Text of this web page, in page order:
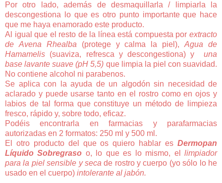
Por otro lado, además de desmaquillarla / limpiarla la
descongestiona lo que es otro punto importante que hace
que me haya enamorado este producto.
Al igual que el resto de la línea está compuesta por extracto
de Avena Rhealba (protege y calma la piel),Agua de
Hamamelis (suaviza, refresca y descongestiona) y una
base lavante suave (pH 5,5) que limpia la piel con suavidad.
No contiene alcohol ni parabenos.
Se aplica con la ayuda de un algodón sin necesidad de
aclarado y puede usarse tanto en el rostro como en ojos y
labios de tal forma que constituye un método de limpieza
fresco, rápido y, sobre todo, eficaz.
Podéis encontrarla en farmacias y parafarmacias
autorizadas en 2 formatos: 250 ml y 500 ml.
El otro producto del que os quiero hablar es Dermopan
Líquido Sobregraso o, lo que es lo mismo, ellimpiador
para la piel sensible y secade rostro y cuerpo (yo sólo lo he
usado en el cuerpo) intolerante al jabón.